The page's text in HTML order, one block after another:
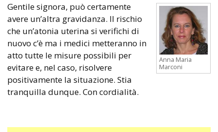
Anna Maria
Marconi
Gentile signora, può certamente
avere un’altra gravidanza. Il rischio
che un’atonia uterina si verifichi di
nuovo c’è ma i medici metteranno in
atto tutte le misure possibili per
evitare e, nel caso, risolvere
positivamente la situazione. Stia
tranquilla dunque. Con cordialità.